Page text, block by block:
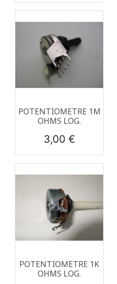
POTENTIOMETRE 1M
OHMS LOG.
Prix
3,00 €
POTENTIOMETRE 1K
OHMS LOG.